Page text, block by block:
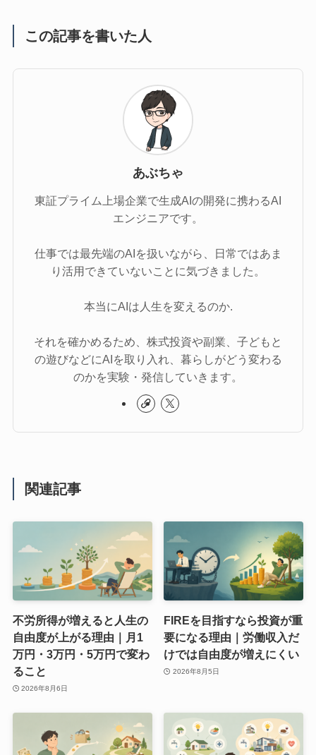
この記事を書いた人
あぶちゃ
東証プライム上場企業で生成AIの開発に携わるAI
エンジニアです。
仕事では最先端のAIを扱いながら、日常ではあま
り活用できていないことに気づきました。
本当にAIは人生を変えるのか.
それを確かめるため、株式投資や副業、子どもと
の遊びなどにAIを取り入れ、暮らしがどう変わる
のかを実験・発信していきます。
関連記事
不労所得が増えると人生の
自由度が上がる理由｜月1
万円・3万円・5万円で変わ
ること
2026年8月6日
FIREを目指すなら投資が重
要になる理由｜労働収入だ
けでは自由度が増えにくい
2026年8月5日